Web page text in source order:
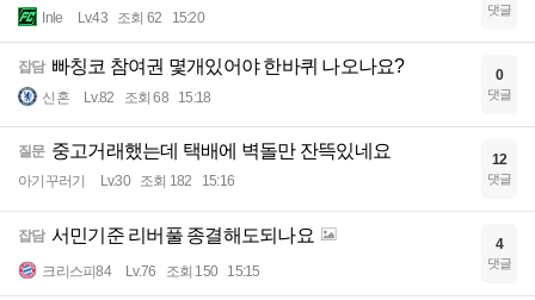
Inle Lv.43 조회 62 15:20 댓글
잡담 빠칭코 참여권 몇개있어야 한바퀴 나오나요?
신혼 Lv.82 조회 68 15:18
0
댓글
질문 중고거래했는데 택배에 벽돌만 잔뜩있네요
아기꾸러기 Lv.30 조회 182 15:16
12
댓글
잡담 서민기준 리버풀 종결해도되나요
크리스피84 Lv.76 조회 150 15:15
4
댓글